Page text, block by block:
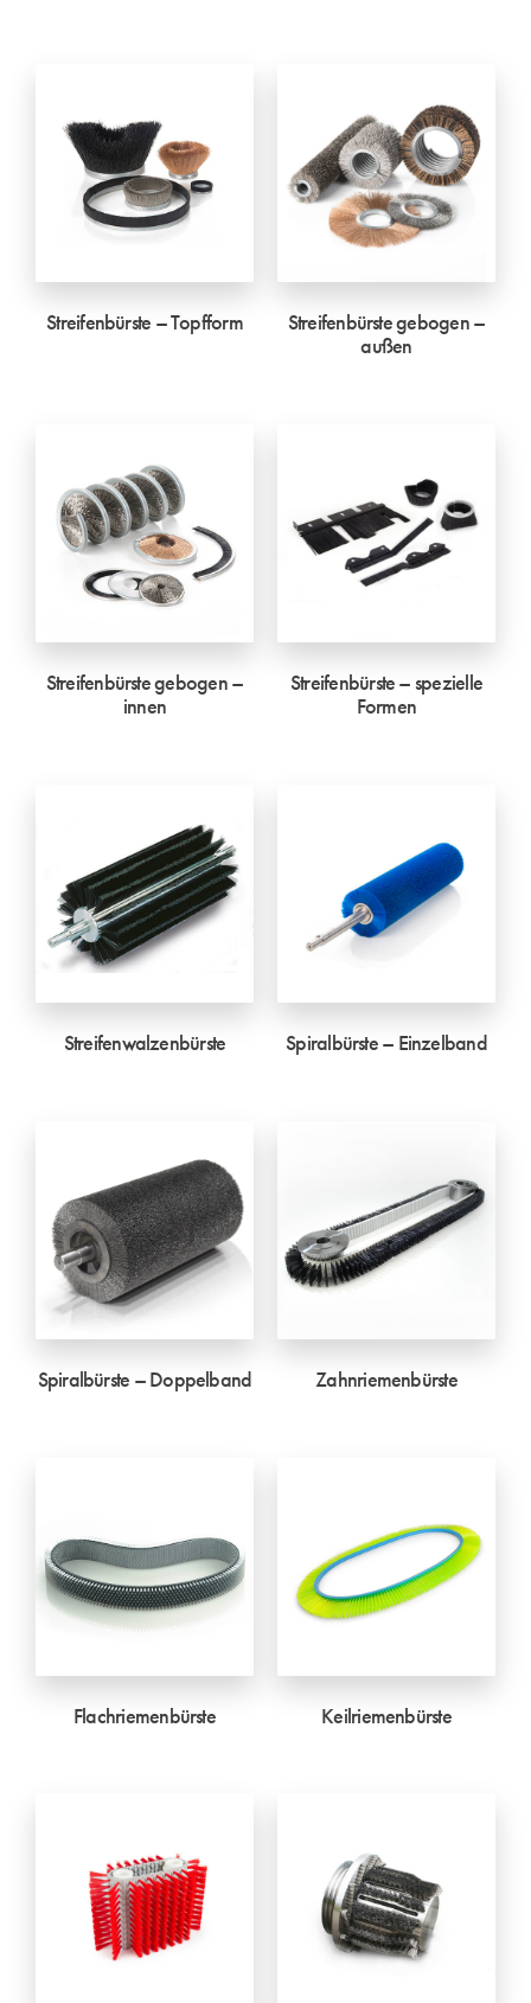
Streifenbürste – Topfform
Streifenbürste gebogen –
außen
Streifenbürste gebogen –
innen
Streifenbürste – spezielle
Formen
Streifenwalzenbürste Spiralbürste – Einzelband
Spiralbürste – Doppelband Zahnriemenbürste
Flachriemenbürste Keilriemenbürste